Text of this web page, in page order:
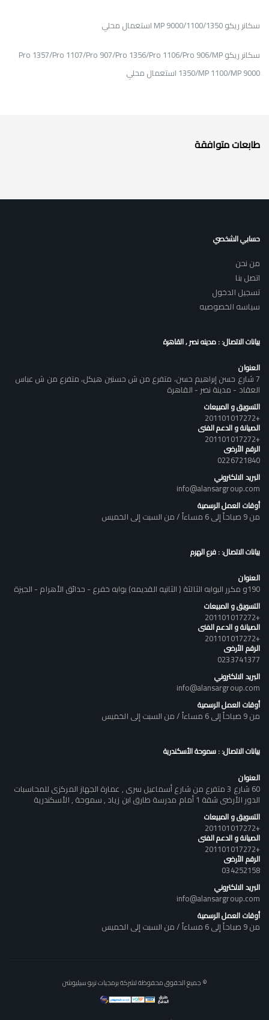
سكانر ريكو MP 9000/1100/1350 استعمال محلي
سكانر ريكو Pro 1357/Pro 1107/Pro 907/Pro 1356/Pro 1106/Pro 906/MP
1350/MP 1100/MP 9000 استعمال محلي
طابعات متوافقة
حسابي الشخصي
من نحن
اتصل بنا
تسجيل الدخول
سياسه الخصوصيه
بيانات الاتصال: : مدينه نصر , القاهرة
العنوان
7 شارع حسن إبراهيم حسن، متفرع من ش حسنين هيكل، متفرع من ش عباس
العقاد - مدينة نصر - القاهرة
التسويق و المبيعات
+201101017272
الصيانة و الدعم الفنى
+201101017272
الرقم الأرضى
0226721840
البريد الالكتروني
info@alansargroup.com
أوقات العمل الرسمية
من 9 صباحاً إلى 6 مساءاً / من السبت إلى الخميس
بيانات الاتصال: : فرع الهرم
العنوان
190و مكرر البوابه الثالثة ( الثانيه القديمه) بوابه خفرع - حدائق الأهرام - الجيزة
التسويق و المبيعات
+201101017272
الصيانة و الدعم الفنى
+201101017272
الرقم الأرضى
0233741377
البريد الالكتروني
info@alansargroup.com
أوقات العمل الرسمية
من 9 صباحاً إلى 6 مساءاً / من السبت إلى الخميس
بيانات الاتصال: : سموحة الأسكندرية
العنوان
60 شارع 3 متفرع من شارع أسماعيل سرى , عمارة الجهاز المركزى للمحاسبات
الدور الأرضى شقة 1 أمام مدرسة طارق ابن زياد , سموحة , الأسكندرية
التسويق و المبيعات
+201101017272
الصيانة و الدعم الفنى
+201101017272
الرقم الأرضى
034252158
البريد الالكتروني
info@alansargroup.com
أوقات العمل الرسمية
من 9 صباحاً إلى 6 مساءاً / من السبت إلى الخميس
© جميع الحقوق محفوظة لشركة برمجيات تربو سيليوشن